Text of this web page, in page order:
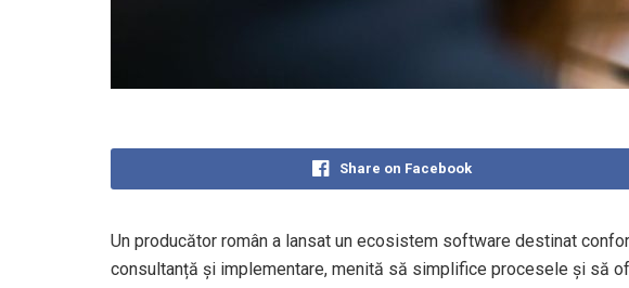
Share on Facebook
Un producător român a lansat un ecosistem software destinat
consultanță și implementare, menită să simplifice procesele și să